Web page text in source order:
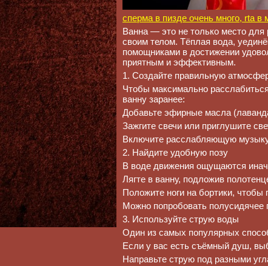
сперма в пизде очень много, rta в
Ванна — это не только место для
своим телом. Тёплая вода,
помощниками в достижении
приятным и эффективным.
1. Создайте правильную
Чтобы максимально
ванну заранее:
Добавьте эфирные масла
Зажгите свечи или приглушите
Включите расслабляющую
2. Найдите удобную позу
В воде движения ощущаются
Лягте в ванну, подложив
Положите ноги на бортики,
Можно попробовать
3. Используйте струю воды
Один из самых популярных
Если у вас есть съёмный душ,
Направьте струю под разными